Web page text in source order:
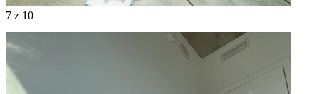
7 z 10